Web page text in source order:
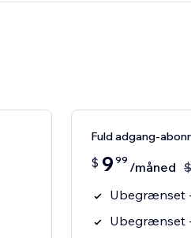
Fuld adgang-
$ 9 99 /måned $
Ubegrænset
Ubegrænset